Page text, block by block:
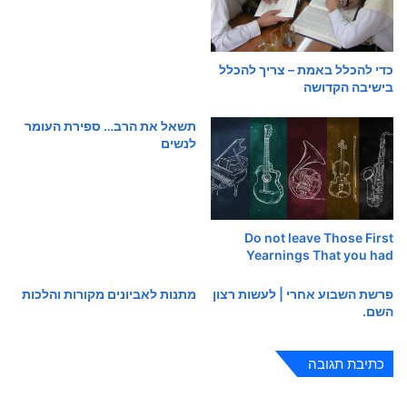
כדי להכלל באמת – צריך להכלל
בישיבה הקדושה
Do not leave Those First
Yearnings That you had
תשאל את הרב… ספירת העומר
לנשים
פרשת השבוע אחרי | לעשות רצון
השם.
מתנות לאביונים מקורות והלכות
כתיבת תגובה